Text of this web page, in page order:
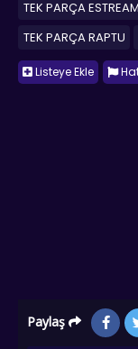
TEK PARÇA ESTREAM
TEK PARÇA RAPTU
Listeye Ekle
Paylaş